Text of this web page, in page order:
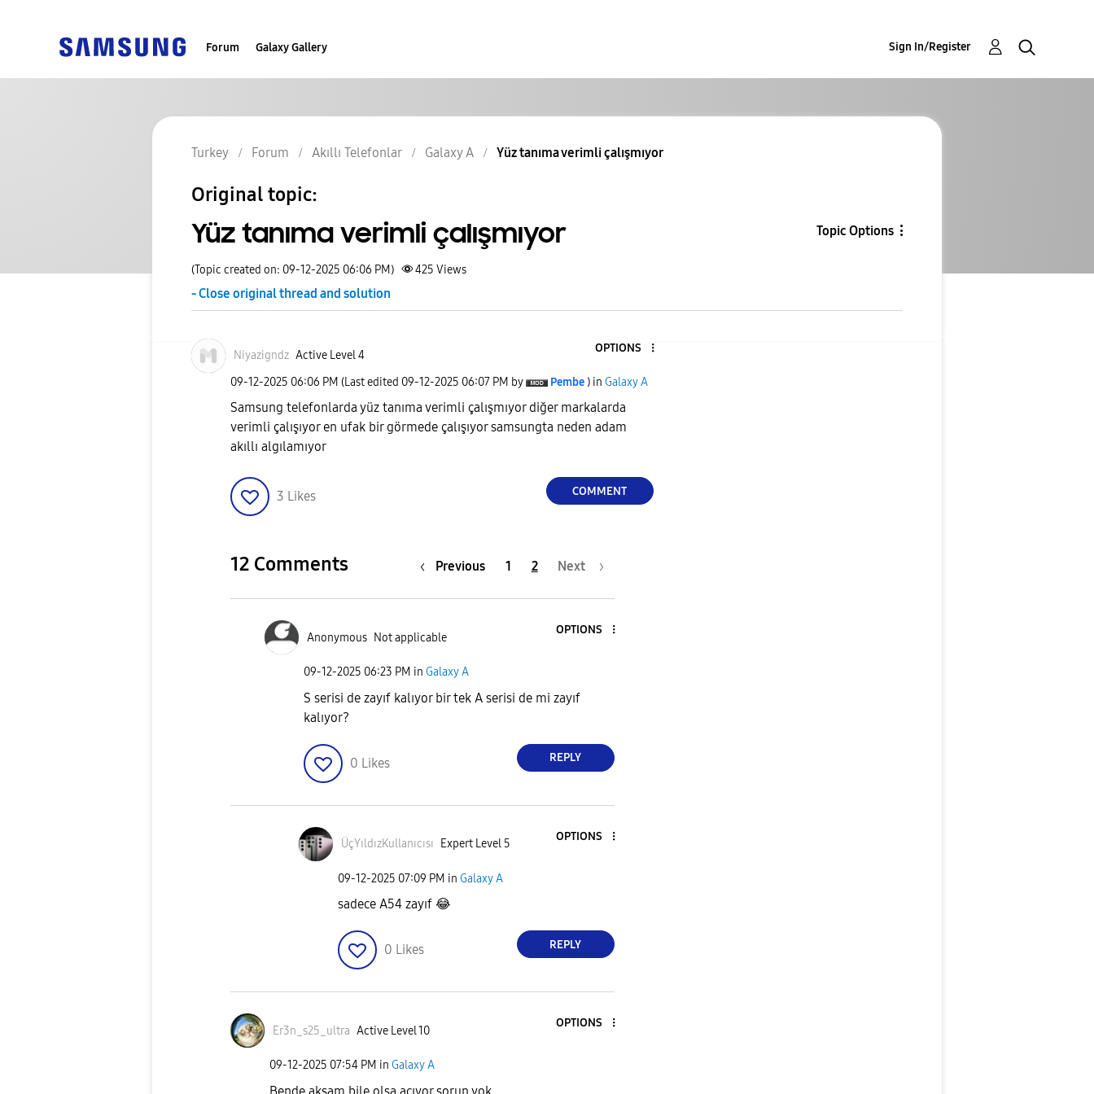
Forum Galaxy Gallery Sign In/Register
Turkey Forum Akıllı Telefonlar Galaxy A Yüz tanıma verimli çalışmıyor
Original topic:
Yüz tanıma verimli çalışmıyor Topic Options
(Topic created on: 09-12-2025 06:06 PM) 425 Views
- Close original thread and solution
Niyazigndz Active Level 4
OPTIONS
‎09-12-2025 06:06 PM (Last edited ‎09-12-2025 06:07 PM by Pembe ) in Galaxy A
Samsung telefonlarda yüz tanıma verimli çalışmıyor diğer markalarda
verimli çalışıyor en ufak bir görmede çalışıyor samsungta neden adam
akıllı algılamıyor
3 Likes COMMENT
12 Comments Previous 1 2 Next
Anonymous Not applicable
OPTIONS
‎09-12-2025 06:23 PM in Galaxy A
S serisi de zayıf kalıyor bir tek A serisi de mi zayıf
kalıyor?
0 Likes REPLY
ÜçYıldızKullanıcısı Expert Level 5
OPTIONS
‎09-12-2025 07:09 PM in Galaxy A
sadece A54 zayıf 😂
0 Likes REPLY
Er3n_s25_ultra Active Level 10
OPTIONS
‎09-12-2025 07:54 PM in Galaxy A
Bende akşam bile olsa açıyor sorun yok